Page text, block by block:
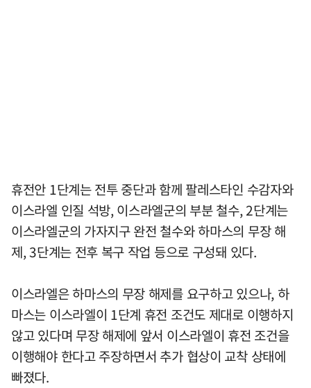
휴전안 1단계는 전투 중단과 함께 팔레스타인 수감자와
이스라엘 인질 석방, 이스라엘군의 부분 철수, 2단계는
이스라엘군의 가자지구 완전 철수와 하마스의 무장 해
제, 3단계는 전후 복구 작업 등으로 구성돼 있다.
이스라엘은 하마스의 무장 해제를 요구하고 있으나, 하
마스는 이스라엘이 1단계 휴전 조건도 제대로 이행하지
않고 있다며 무장 해제에 앞서 이스라엘이 휴전 조건을
이행해야 한다고 주장하면서 추가 협상이 교착 상태에
빠졌다.